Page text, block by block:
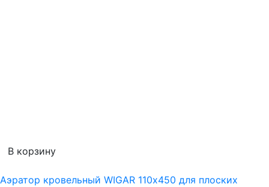
В корзину
Аэратор кровельный WIGAR 110х450 для плоских